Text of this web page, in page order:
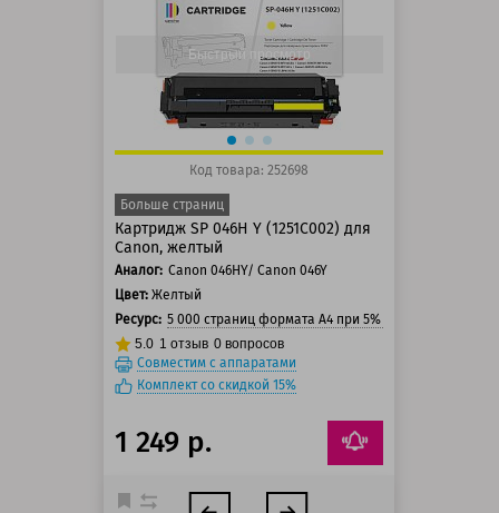
125 баллов
150 баллов
Быстрый просмотр
Код товара: 252698
Больше страниц
Картридж SP 046H Y (1251C002) для
Canon, желтый
Аналог: Canon 046HY/ Canon 046Y
Цвет: Желтый
Ресурс: 5 000 страниц формата А4 при 5% заполнении
5.0 1 отзыв 0 вопросов
Совместим с аппаратами
Комплект со скидкой 15%
1 249 р.